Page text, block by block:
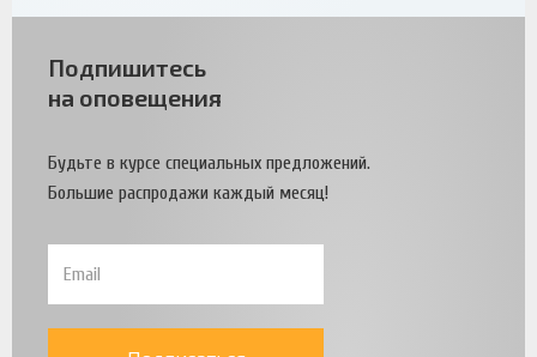
Подпишитесь
на оповещения
Будьте в курсе специальных предложений.
Большие распродажи каждый месяц!